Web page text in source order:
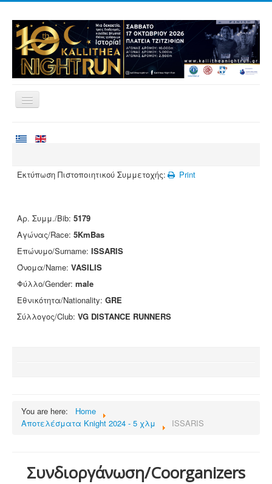
Sponsors
Contact
Εκτύπωση Πιστοποιητικού Συμμετοχής: Print
Αρ. Συμμ./Bib: 5179
Αγώνας/Race: 5KmBas
Επώνυμο/Surname: ISSARIS
Όνομα/Name: VASILIS
Φύλλο/Gender: male
Εθνικότητα/Nationality: GRE
Σύλλογος/Club: VG DISTANCE RUNNERS
You are here:
Home
Αποτελέσματα Knight 2024 - 5 χλμ
ISSARIS
Συνδιοργάνωση/Coorganizers